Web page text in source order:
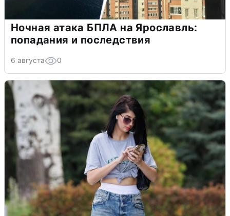
Ночная атака БПЛА на Ярославль:
попадания и последствия
6 августа 0